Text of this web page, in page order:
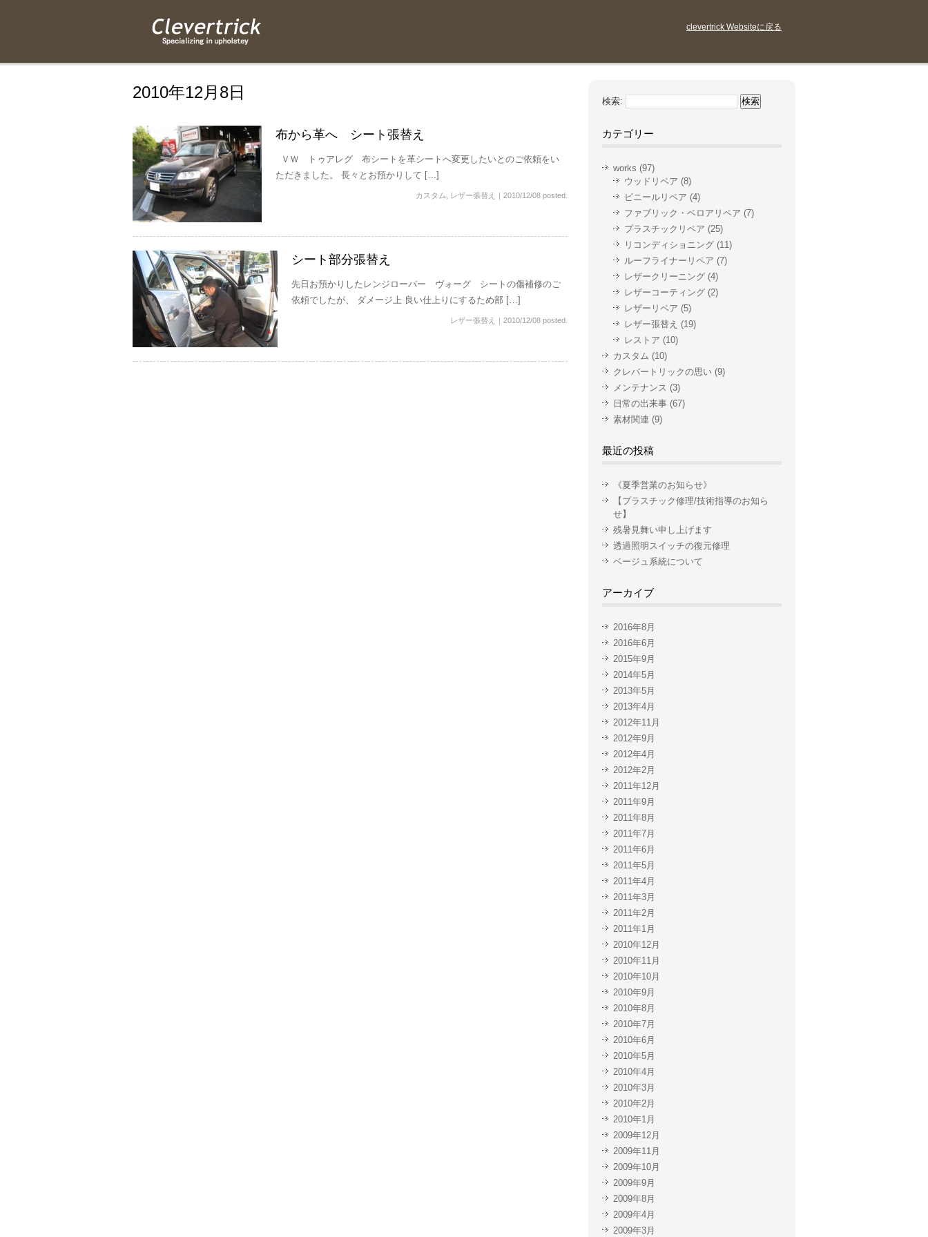
clevertrick Websiteに戻る
2010年12月8日
布から革へ シート張替え
ＶＷ トゥアレグ 布シートを革シートへ変更したいとのご依頼をい
ただきました。 長々とお預かりして […]
カスタム レザー張替え ｜ 2010/12/08 posted.
シート部分張替え
先日お預かりしたレンジローバー ヴォーグ シートの傷補修のご
依頼でしたが、 ダメージ上 良い仕上りにするため部 […]
レザー張替え ｜ 2010/12/08 posted.
検索:
カテゴリー
works (97)
ウッドリペア (8)
ビニールリペア (4)
ファブリック・ベロアリペア (7)
プラスチックリペア (25)
リコンディショニング (11)
ルーフライナーリペア (7)
レザークリーニング (4)
レザーコーティング (2)
レザーリペア (5)
レザー張替え (19)
レストア (10)
カスタム (10)
クレバートリックの思い (9)
メンテナンス (3)
日常の出来事 (67)
素材関連 (9)
最近の投稿
《夏季営業のお知らせ》
【プラスチック修理/技術指導のお知ら
せ】
残暑見舞い申し上げます
透過照明スイッチの復元修理
ベージュ系統について
アーカイブ
2016年8月
2016年6月
2015年9月
2014年5月
2013年5月
2013年4月
2012年11月
2012年9月
2012年4月
2012年2月
2011年12月
2011年9月
2011年8月
2011年7月
2011年6月
2011年5月
2011年4月
2011年3月
2011年2月
2011年1月
2010年12月
2010年11月
2010年10月
2010年9月
2010年8月
2010年7月
2010年6月
2010年5月
2010年4月
2010年3月
2010年2月
2010年1月
2009年12月
2009年11月
2009年10月
2009年9月
2009年8月
2009年4月
2009年3月